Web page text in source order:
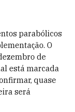
parabólicos
O
de
está marcada
quase
será